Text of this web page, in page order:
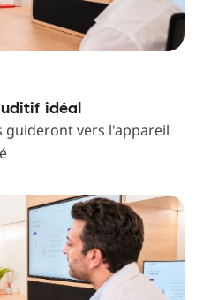
idéal
guideront vers l'appareil